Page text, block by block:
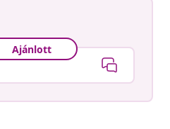
Ajánlott